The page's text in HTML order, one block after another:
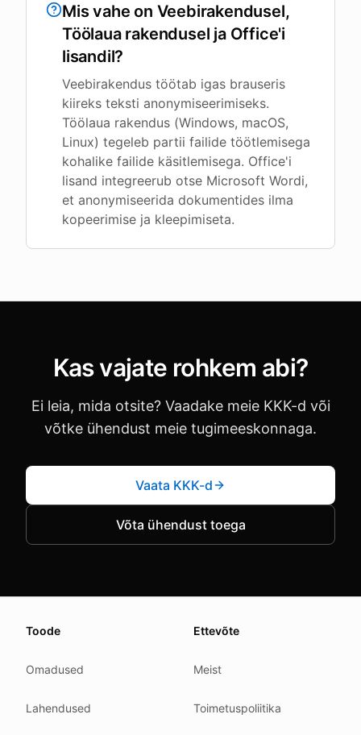
Mis vahe on Veebirakendusel,
Töölaua rakendusel ja Office'i
lisandil?
Veebirakendus töötab igas brauseris
kiireks teksti anonymiseerimiseks.
Töölaua rakendus (Windows, macOS,
Linux) tegeleb partii failide töötlemisega
kohalike failide käsitlemisega. Office'i
lisand integreerub otse Microsoft Wordi,
et anonymiseerida dokumentides ilma
kopeerimise ja kleepimiseta.
Kas vajate rohkem abi?
Ei leia, mida otsite? Vaadake meie KKK-d või
võtke ühendust meie tugimeeskonnaga.
Vaata KKK-d
Võta ühendust toega
We update this page when our platform or the law
Related reading
Toode
Omadused
Lahendused
Ettevõte
Meist
Toimetuspoliitika